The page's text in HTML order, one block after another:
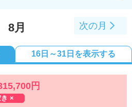
8月 次の月
16日～31日を表示する
円
き ×